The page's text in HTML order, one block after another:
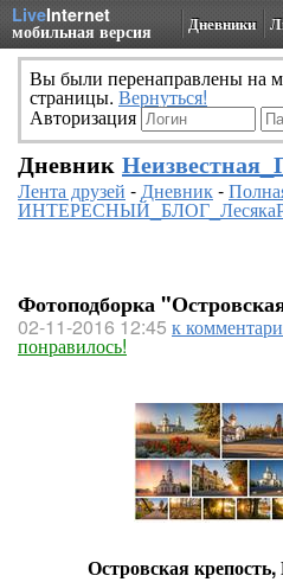
LiveInternet
мобильная версия Дневники
Вы были перенаправлены на
страницы. Вернуться!
Авторизация
Дневник
Лента друзей -Дневник-
Фотоподборка
02-11-2016 12:45 к
понравилось!
Островская